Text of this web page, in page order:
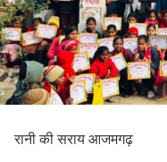
रानी की सराय आजमगढ़